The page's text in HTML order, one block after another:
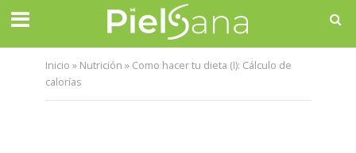
Inicio » Nutrición » Como hacer tu dieta (I): Cálculo de
calorías